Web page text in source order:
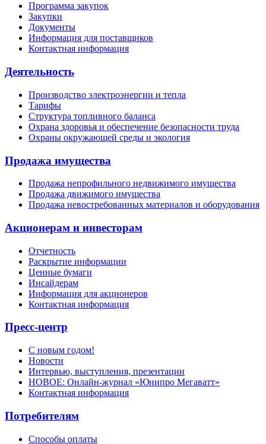
Программа закупок
Закупки
Документы
Информация для поставщиков
Контактная информация
Деятельность
Производство электроэнергии и тепла
Тарифы
Структура топливного баланса
Охрана здоровья и обеспечение безопасности труда
Охраны окружающей среды и экология
Продажа имущества
Продажа непрофильного недвижимого имущества
Продажа движимого имущества
Продажа невостребованных материалов и оборудования
Акционерам и инвесторам
Отчетность
Раскрытие информации
Ценные бумаги
Инсайдерам
Информация для акционеров
Контактная информация
Пресс-центр
С новым годом!
Новости
Интервью, выступления, презентации
НОВОЕ: Онлайн-журнал «Юнипро Мегаватт»
Контактная информация
Потребителям
Способы оплаты